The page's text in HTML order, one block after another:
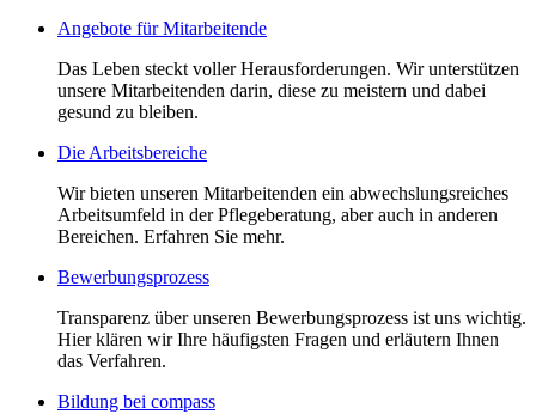
Angebote für Mitarbeitende
Das Leben steckt voller Herausforderungen. Wir unterstützen
unsere Mitarbeitenden darin, diese zu meistern und dabei
gesund zu bleiben.
Die Arbeitsbereiche
Wir bieten unseren Mitarbeitenden ein abwechslungsreiches
Arbeitsumfeld in der Pflegeberatung, aber auch in anderen
Bereichen. Erfahren Sie mehr.
Bewerbungsprozess
Transparenz über unseren Bewerbungsprozess ist uns wichtig.
Hier klären wir Ihre häufigsten Fragen und erläutern Ihnen
das Verfahren.
Bildung bei compass